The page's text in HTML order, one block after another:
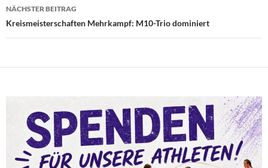
NÄCHSTER BEITRAG
Kreismeisterschaften Mehrkampf: M10-Trio dominiert